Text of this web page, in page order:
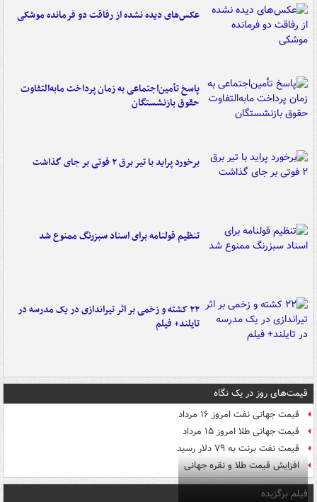
عکس‌های دیده نشده از رفاقت دو فرمانده‌ موشکی
پاسخ تأمین‌اجتماعی به زمان پرداخت مابه‌التفاوت
حقوق بازنشستگان
برخورد پراید با تیر برق ۲ فوتی بر جای گذاشت
تنظیم قولنامه برای اسناد سبزرنگ ممنوع شد
۲۲ کشته و زخمی بر اثر تیراندازی در یک مدرسه در
تایلند+ فیلم
قیمت‌های روز در یک نگاه
قیمت جهانی نفت امروز ۱۶ مرداد
قیمت جهانی طلا امروز ۱۵ مرداد
قیمت نفت برنت به ۷۹ دلار رسید
افزایش قیمت طلا و نقره جهانی
فیلم برگزیده